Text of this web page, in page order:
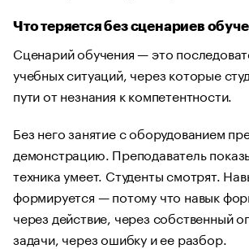
Что теряется без сценариев
Сценарий обучения — это
учебных ситуаций, через которые
пути от незнания к компетентности.
Без него занятие с оборудованием
демонстрацию. Преподаватель
техника умеет. Студенты смотрят.
формируется — потому что навык
через действие, через собственный
задачи, через ошибку и ее разбор.